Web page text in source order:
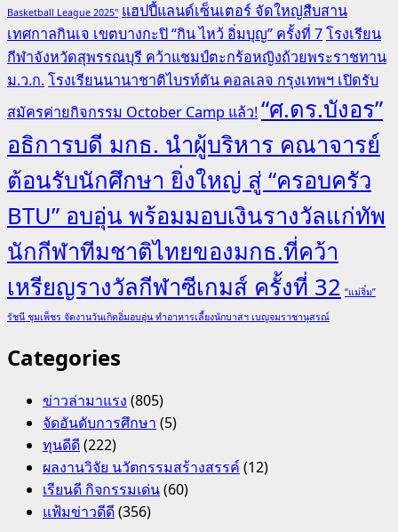
Basketball League 2025" แฮปปี้แลนด์เซ็นเตอร์ จัดใหญ่สืบสาน
เทศกาลกินเจ เขตบางกะปิ “กิน ไหว้ อิ่มบุญ” ครั้งที่ 7โรงเรียน
กีฬาจังหวัดสุพรรณบุรี คว้าแชมป์ตะกร้อหญิงถ้วยพระราชทาน
ม.ว.ก.โรงเรียนนานาชาติไบรท์ตัน คอลเลจ กรุงเทพฯ เปิดรับ
สมัครค่ายกิจกรรม October Camp แล้ว!“ศ.ดร.บังอร”
อธิการบดี มกธ. นำผู้บริหาร คณาจารย์
ต้อนรับนักศึกษา ยิ่งใหญ่ สู่ “ครอบครัว
BTU” อบอุ่น พร้อมมอบเงินรางวัลแก่ทัพ
นักกีฬาทีมชาติไทยของมกธ.ที่คว้า
เหรียญรางวัลกีฬาซีเกมส์ ครั้งที่ 32 “แม่จิ๋ม”
รัชนี ชุมเพ็ชร จัดงานวันเกิดอิ่มอบอุ่น ทำอาหารเลี้ยงนักบาสฯ เบญจมราชานุสรณ์
Categories
ข่าวล่ามาแรง (805)
จัดอันดับการศึกษา (5)
ทุนดีดี(222)
ผลงานวิจัย นวัตกรรมสร้างสรรค์ (12)
เรียนดี กิจกรรมเด่น(60)
แฟ้มข่าวดีดี(356)